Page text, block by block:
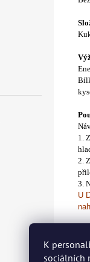
K
sociálních
1.
2.
3.
U